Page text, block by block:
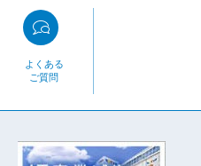
よくある
ご質問